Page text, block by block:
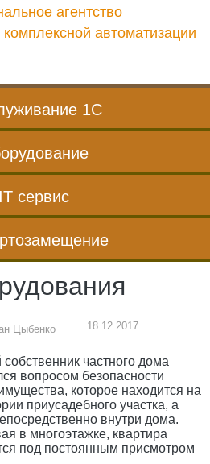
агентство
комплексной автоматизации
1С
IT сервис
Цыбенко 18.12.2017
частного дома
вопросом безопасности
которое находится на
приусадебного участка, а
внутри дома.
в многоэтажке, квартира
под постоянным присмотром